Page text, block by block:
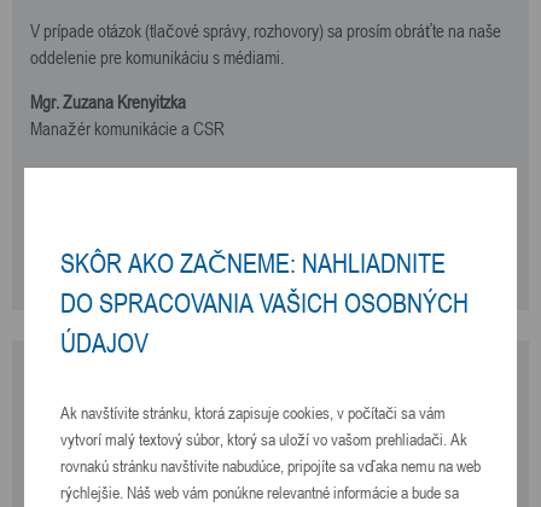
SKÔR AKO ZAČNEME: NAHLIADNITE
DO SPRACOVANIA VAŠICH OSOBNÝCH
ÚDAJOV
Ak navštívite stránku, ktorá zapisuje cookies, v počítači sa vám
vytvorí malý textový súbor, ktorý sa uloží vo vašom prehliadači. Ak
rovnakú stránku navštívite nabudúce, pripojíte sa vďaka nemu na web
rýchlejšie. Náš web vám ponúkne relevantné informácie a bude sa
V prípade otázok (tlačové správy, rozhovory) sa prosím obráťte na naše
oddelenie pre komunikáciu s médiami.
Mgr. Zuzana Krenyitzka
Manažér komunikácie a CSR
E-mail:media@fcc-group.sk
Drevený odpad | Druh odpadu | Druhotná surovina |
Druhy
odpadov | Elektro odpad | Eternit | FCC Slovensko, s.r.o. |
Kvalita a certifikácia | Odpad z vypratávania |
Odpad zo